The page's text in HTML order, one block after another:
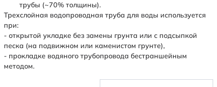
трубы (~70% толщины).
Трехслойная водопроводная труба для воды используется
при:
- открытой укладке без замены грунта или с подсыпкой
песка (на подвижном или каменистом грунте),
- прокладке водяного трубопровода бестраншейным
методом.